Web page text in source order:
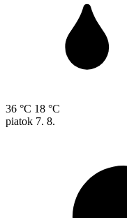
36 °C 18 °C
piatok 7. 8.